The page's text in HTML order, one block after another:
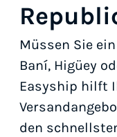
Müssen Sie
Baní, Higüey
Easyship hilft
den